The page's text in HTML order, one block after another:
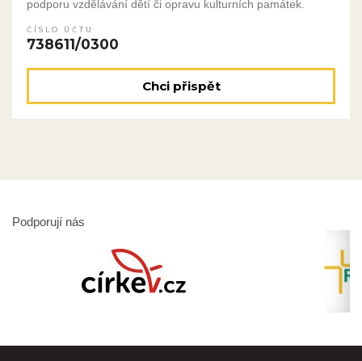
podporu vzdělávání dětí či opravu kulturních památek.
ČÍSLO ÚČTU
738611/0300
Chci přispět
Podporují nás